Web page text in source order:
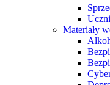
Materiały